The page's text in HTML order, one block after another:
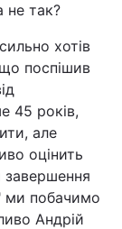
не так?
хотів
поспішив
45 років,
але
оцінить
завершення
ми побачимо
Андрій